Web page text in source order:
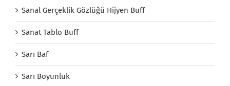
Sanal Gerçeklik Gözlüğü Hijyen Buff
Sanat Tablo Buff
Sarı Baf
Sarı Boyunluk